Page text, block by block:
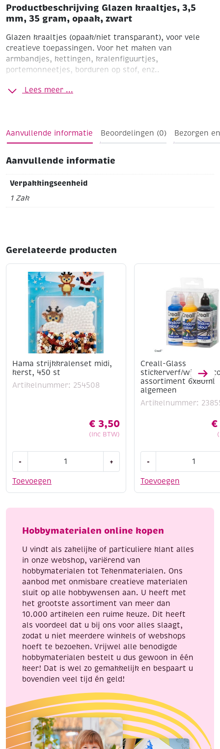
Productbeschrijving Glazen kraaltjes, 3,5
mm, 35 gram, opaak, zwart
Glazen kraaltjes (opaak/niet transparant), voor vele
creatieve toepassingen. Voor het maken van
armbandjes, kettingen, kralenfiguurtjes,
portemonneetjes, borduren op stof, enz..
Ø 3,5 mm
Lees meer ...
Aanvullende informatie Beoordelingen (0) Bezorgen
Aanvullende informatie
Verpakkingseenheid
1 Zak
Gerelateerde producten
Hama strijkkralenset midi,
kerst, 450 st
Artikelnummer: 254508
€ 3,50
(Inc BTW)
Toevoegen
-
strijkkralenset
midi,
st
+
Creall-Glass
stickerverf/
assortiment 6x80ml
algemeen
Artikelnummer:
€
Toevoegen
-
stickerverf/
algemeen
Hobbymaterialen online kopen
U vindt als zakelijke of particuliere klant alles
in onze webshop, variërend van
hobbymaterialen tot Tekenmaterialen. Ons
aanbod met onmisbare creatieve materialen
sluit op alle hobbywensen aan. U heeft met
het grootste assortiment van meer dan
10.000 artikelen een ruime keuze. Dit heeft
als voordeel dat u bij ons voor alles slaagt,
zodat u niet meerdere winkels of webshops
hoeft te bezoeken. Vrijwel alle benodigde
hobbymaterialen bestelt u dus gewoon in één
keer! Dat is wel zo gemakkelijk en bespaart u
bovendien veel tijd én geld!